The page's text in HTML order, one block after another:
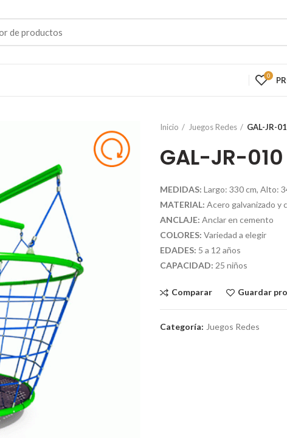
0
Inicio Juegos Redes GAL-JR-
GAL-JR-010
MEDIDAS: Largo: 330 cm, Alto:
MATERIAL: Acero galvanizado y
ANCLAJE: Anclar en cemento
COLORES: Variedad a elegir
EDADES: 5 a 12 años
CAPACIDAD: 25 niños
Comparar Guardar
Categoría: Juegos Redes